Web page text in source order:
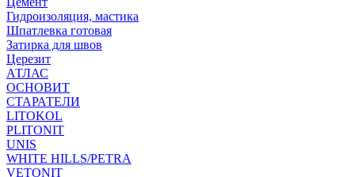
Гидроизоляция, мастика
Шпатлевка готовая
Затирка для швов
Церезит
АТЛАС
ОСНОВИТ
СТАРАТЕЛИ
LITOKOL
PLITONIT
UNIS
WHITE HILLS/PETRA
VETONIT